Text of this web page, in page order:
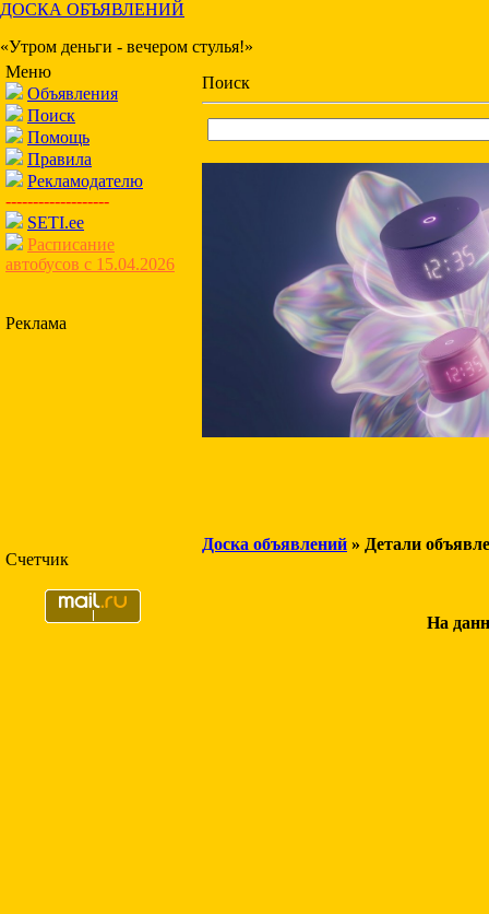
ДОСКА ОБЪЯВЛЕНИЙ
«Утром деньги - вечером стулья!»
Меню
Объявления
Поиск
Помощь
Правила
Рекламодателю
-------------------
SETI.ee
Расписание
автобусов с 15.04.2026
Реклама
Счетчик
Поиск
Доска объявлений » Детали
На